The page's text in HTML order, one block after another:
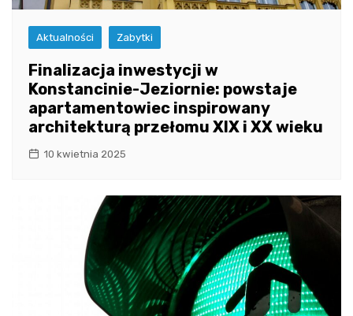
Aktualności Zabytki
Finalizacja inwestycji w
Konstancinie-Jeziornie: powstaje
apartamentowiec inspirowany
architekturą przełomu XIX i XX wieku
10 kwietnia 2025